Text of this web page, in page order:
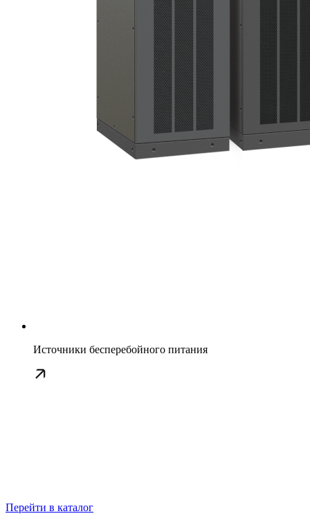
Источники бесперебойного питания
Перейти в каталог